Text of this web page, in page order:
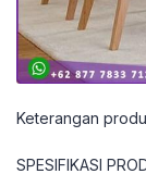
Keterangan
SPESIFIKASI